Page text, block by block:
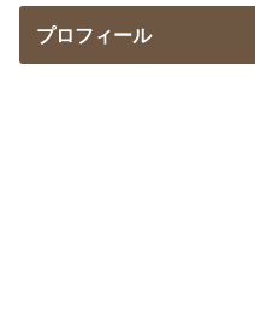
プロフィール